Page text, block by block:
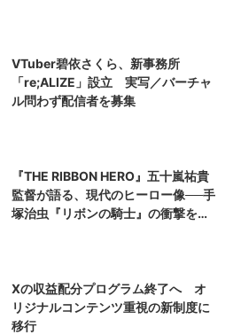
VTuber碧依さくら、新事務所
「re;ALIZE」設立 実写／バーチャ
ル問わず配信者を募集
『THE RIBBON HERO』五十嵐祐貴
監督が語る、現代のヒーロー像──手
塚治虫『リボンの騎士』の衝撃を再
Xの収益配分プログラム終了へ オ
リジナルコンテンツ重視の新制度に
移行